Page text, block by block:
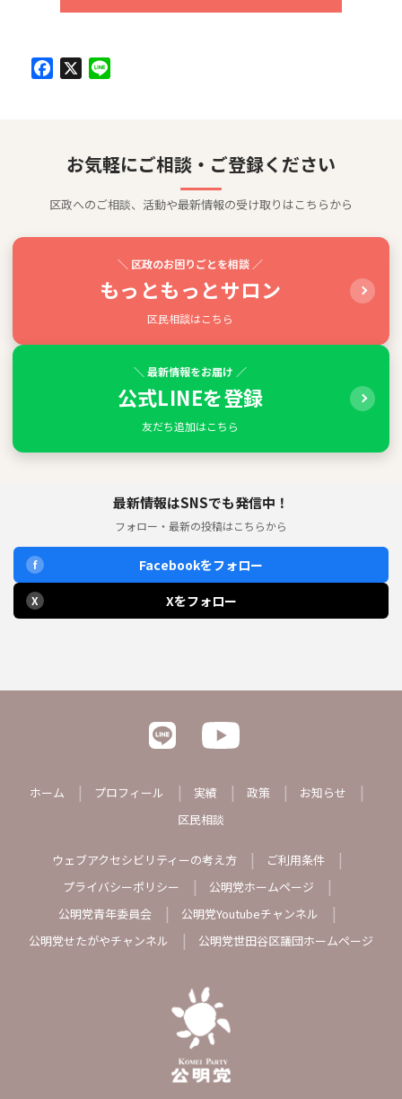
Facebook
お気軽にご相談・ご登録ください
区政へのご相談、活動や最新情報の受け取りはこちらから
＼ 区政のお困りごとを相談 ／
もっともっとサロン
区民相談はこちら
＼ 最新情報をお届け ／
公式LINEを登録
友だち追加はこちら
最新情報はSNSでも発信中！
フォロー・最新の投稿はこちらから
f Facebookをフォロー
X Xをフォロー
ホーム プロフィール 実績 政策
お知らせ
区民相談
ウェブアクセシビリティーの考え方
ご利用条件
プライバシーポリシー
公明党ホームページ
公明党青年委員会
公明党Youtubeチャンネル
公明党せたがやチャンネル
公明党世田谷区議団ホームページ